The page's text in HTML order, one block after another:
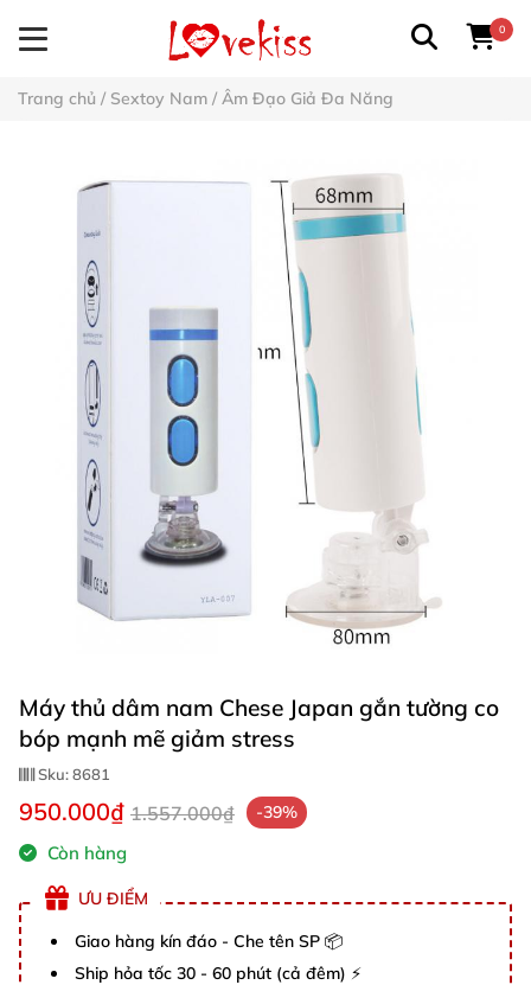
0
Trang chủ / Sextoy Nam / Âm Đạo Giả Đa Năng
Máy thủ dâm nam Chese Japan gắn tường co
bóp mạnh mẽ giảm stress
Sku:8681
950.000₫ 1.557.000₫ -39%
Còn hàng
ƯU ĐIỂM
Giao hàng kín đáo - Che tên SP 📦
Ship hỏa tốc 30 - 60 phút (cả đêm) ⚡